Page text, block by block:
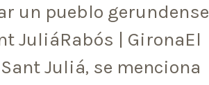
un pueblo gerundense
JuliáRabós | GironaEl
Juliá, se menciona